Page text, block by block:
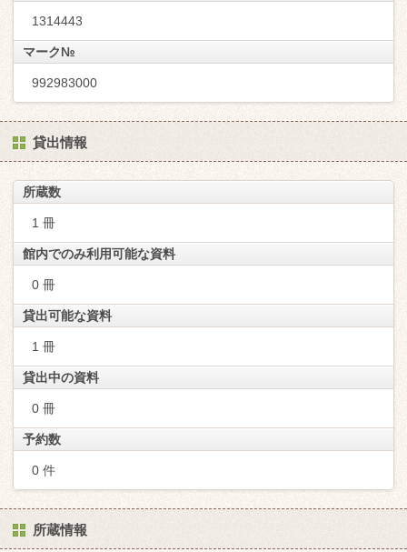
1314443
マーク№
992983000
貸出情報
所蔵数
1 冊
館内でのみ利用可能な資料
0 冊
貸出可能な資料
1 冊
貸出中の資料
0 冊
予約数
0 件
所蔵情報